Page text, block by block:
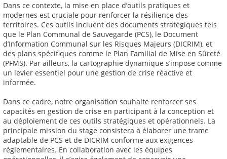
Dans ce contexte, la mise en place d’outils pratiques et
modernes est cruciale pour renforcer la résilience des
territoires. Ces outils incluent des documents stratégiques tels
que le Plan Communal de Sauvegarde (PCS), le Document
d’Information Communal sur les Risques Majeurs (DICRIM), et
des plans spécifiques comme le Plan Familial de Mise en Sûreté
(PFMS). Par ailleurs, la cartographie dynamique s’impose comme
un levier essentiel pour une gestion de crise réactive et
informée.
Dans ce cadre, notre organisation souhaite renforcer ses
capacités en gestion de crise en participant à la conception et
au déploiement de ces outils stratégiques et opérationnels. La
principale mission du stage consistera à élaborer une trame
adaptable de PCS et de DICRIM conforme aux exigences
réglementaires. En collaboration avec les équipes